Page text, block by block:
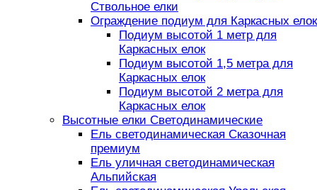
Ствольное елки
Ограждение подиум для Каркасных елок
Подиум высотой 1 метр для
Каркасных елок
Подиум высотой 1,5 метра для
Каркасных елок
Подиум высотой 2 метра для
Каркасных елок
Высотные елки Светодинамические
Ель светодинамическая Сказочная
премиум
Ель уличная светодинамическая
Альпийская